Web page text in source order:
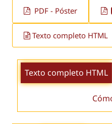
PDF - Póster
Texto completo HTML
Texto completo HTML